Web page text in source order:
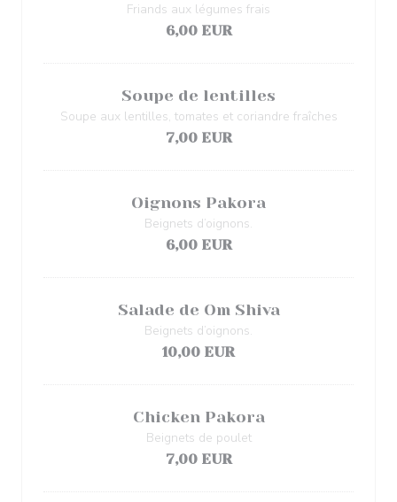
Friands aux légumes frais
6,00 EUR
Soupe de lentilles
Soupe aux lentilles, tomates et coriandre fraîches
7,00 EUR
Oignons Pakora
Beignets d’oignons.
6,00 EUR
Salade de Om Shiva
Beignets d’oignons.
10,00 EUR
Chicken Pakora
Beignets de poulet
7,00 EUR